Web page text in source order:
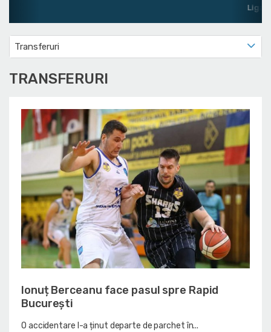
Liga Natională de
Transferuri
TRANSFERURI
Ionuț Berceanu face pasul spre Rapid
București
O accidentare l-a ținut departe de parchet în...